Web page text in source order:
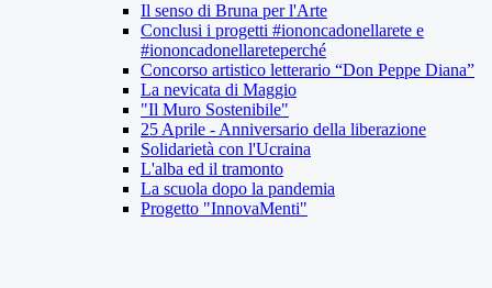
Il senso di Bruna per l'Arte
Conclusi i progetti #iononcadonellarete e
#iononcadonellareteperché
Concorso artistico letterario “Don Peppe Diana”
La nevicata di Maggio
"Il Muro Sostenibile"
25 Aprile - Anniversario della liberazione
Solidarietà con l'Ucraina
L'alba ed il tramonto
La scuola dopo la pandemia
Progetto "InnovaMenti"